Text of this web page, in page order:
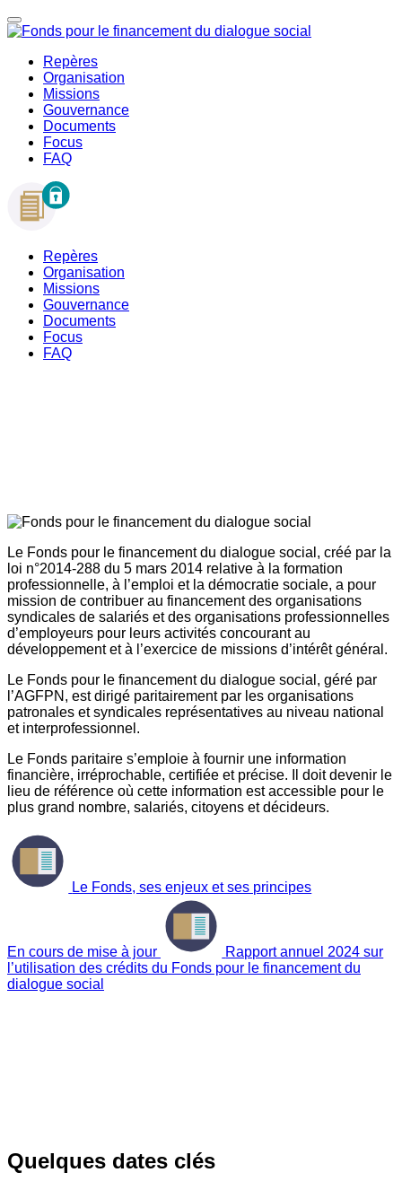
Repères
Organisation
Missions
Gouvernance
Documents
Focus
FAQ
Repères
Organisation
Missions
Gouvernance
Documents
Focus
FAQ
Le Fonds pour le financement du dialogue social, créé par la
loi n°2014-288 du 5 mars 2014 relative à la formation
professionnelle, à l’emploi et la démocratie sociale, a pour
mission de contribuer au financement des organisations
syndicales de salariés et des organisations professionnelles
d’employeurs pour leurs activités concourant au
développement et à l’exercice de missions d’intérêt général.
Le Fonds pour le financement du dialogue social, géré par
l’AGFPN, est dirigé paritairement par les organisations
patronales et syndicales représentatives au niveau national
et interprofessionnel.
Le Fonds paritaire s’emploie à fournir une information
financière, irréprochable, certifiée et précise. Il doit devenir le
lieu de référence où cette information est accessible pour le
plus grand nombre, salariés, citoyens et décideurs.
Le Fonds, ses enjeux et ses principes
En cours de mise à jour
Rapport annuel 2024 sur
l’utilisation des crédits du Fonds pour le financement du
dialogue social
Quelques dates clés